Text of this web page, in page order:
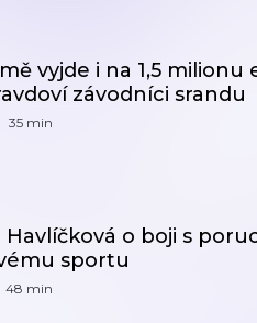
vyjde i na 1,5
závodníci srandu
35 min
Havlíčková o boji s
sportu
48 min